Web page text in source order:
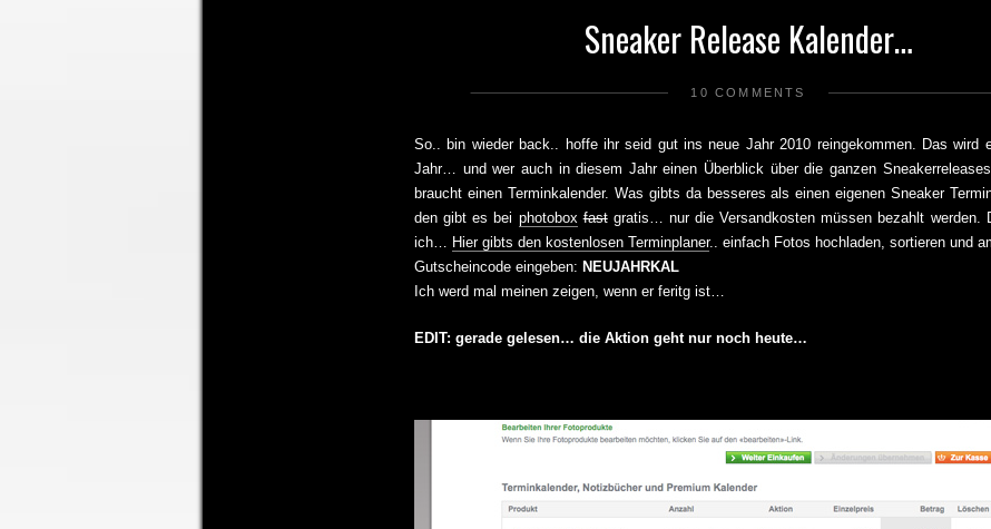
Sneaker Release Kalender…
10 COMMENTS
So.. bin wieder back.. hoffe ihr seid gut ins neue Jahr 2010 reingekommen. Das wird
Jahr… und wer auch in diesem Jahr einen Überblick über die ganzen
braucht einen Terminkalender. Was gibts da besseres als einen eigenen Sneaker
den gibt es bei photobox fastgratis… nur die Versandkosten müssen bezahlt werden.
ich… Hier gibts den kostenlosen Terminplaner.. einfach Fotos hochladen, sortieren und
Gutscheincode eingeben: NEUJAHRKAL
Ich werd mal meinen zeigen, wenn er feritg ist…
EDIT: gerade gelesen… die Aktion geht nur noch heute…